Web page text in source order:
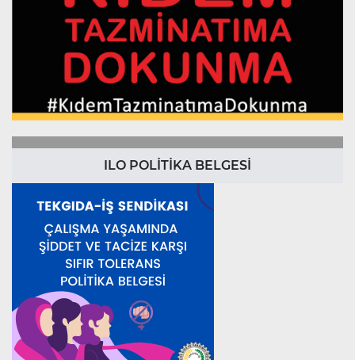
ILO POLİTİKA BELGESİ